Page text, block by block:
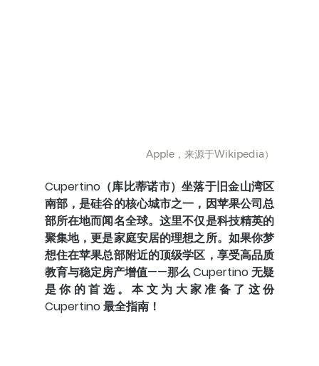
Apple，来源于Wikipedia）
Cupertino（库比蒂诺市）坐落于旧金山湾区
南部，是硅谷的核心城市之一，因苹果公司总
部所在地而闻名全球。这里不仅是科技精英的
聚集地，更是家庭安居的理想之所。如果你梦
想住在苹果总部附近的顶级学区，享受高品质
教育与稳定房产增值——那么 Cupertino 无疑
是你的首选。本文为大家准备了这份
Cupertino 最全指南！